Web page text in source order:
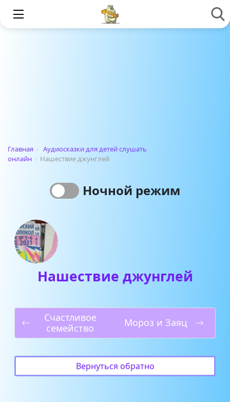
Главная › Аудиосказки для детей слушать
онлайн › Нашествие джунглей
Ночной режим
Нашествие джунглей
Счастливое
семейство
Мороз и Заяц
Вернуться обратно